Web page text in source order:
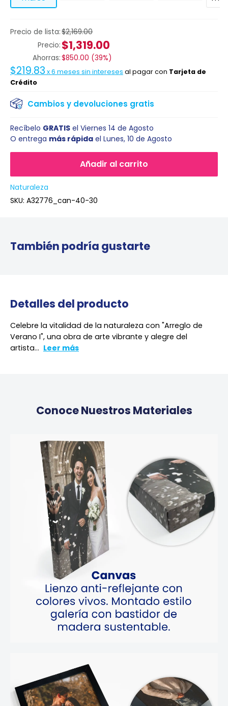
Precio de lista:$2,169.00
Precio: $1,319.00
Ahorras:$850.00 (39%)
$219.83 x6 meses sin intereses al pagar con Tarjeta de
Crédito
Cambios y devoluciones gratis
Añadir al carrito
Recíbelo GRATIS el Viernes 14 de Agosto
O entrega más rápida el Lunes, 10 de Agosto
Naturaleza
SKU: A32776_can-40-30
También podría gustarte
Detalles del producto
Celebre la vitalidad de la naturaleza con "Arreglo de
Verano I", una obra de arte vibrante y alegre del
artista... Leer más
Conoce Nuestros Materiales